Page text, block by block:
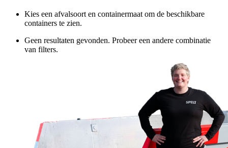
Kies een afvalsoort en containermaat om de beschikbare
containers te zien.
Geen resultaten gevonden. Probeer een andere combinatie
van filters.